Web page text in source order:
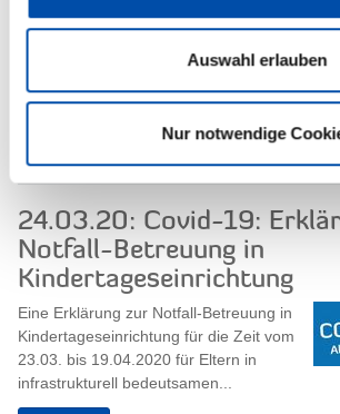
Auswahl erlauben
Nur notwendige
Um mögliche Infektionsketten zu
Reiserückkehrer aus Risikogebieten
lautListe
des Robert-Koch-Institutes
(RKI) unverzüglich...
24.03.20: Covid-19:
Notfall-Betreuung in
Kindertageseinrichtung
Eine Erklärung zur Notfall-Betreuung in
Kindertageseinrichtung für die Zeit vom
23.03. bis 19.04.2020 für Eltern in
infrastrukturell bedeutsamen...